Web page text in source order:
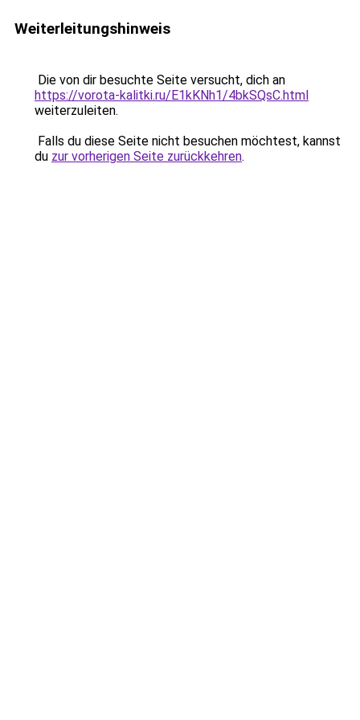
Weiterleitungshinweis
Die von dir besuchte Seite versucht, dich an
https://vorota-kalitki.ru/E1kKNh1/4bkSQsC.html
weiterzuleiten.
Falls du diese Seite nicht besuchen möchtest, kannst
du zur vorherigen Seite zurückkehren.